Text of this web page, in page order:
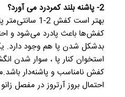
2- پاشنه‌ بلند کمردرد می آورد؟
بهتر است كفش
كفش‌ها باعث پادرد می‌شود و
بدشكل شدن پا هم وجود دارد.
استخوان كنار پا ، سوار شدن
كفش نامناسب و پاشنه‌دار
احتمال بروز آرتروز در مفصل